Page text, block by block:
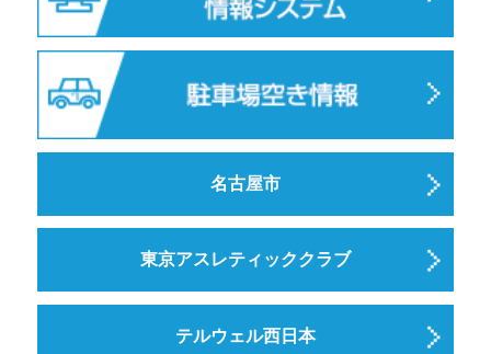
名古屋市
東京アスレティッククラブ
テルウェル西日本